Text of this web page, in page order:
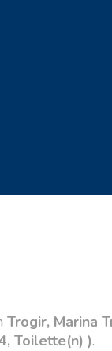
Trogir, Marina
Toilette(n) ).